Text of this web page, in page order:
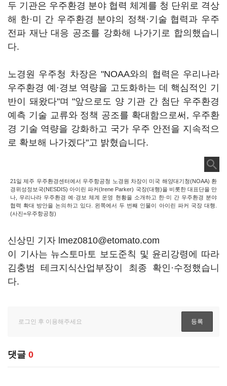
두 기관은 우주환경 분야 협력 체계를 청 단위로 격상
해 한·미 간 우주환경 분야의 정책·기술 협력과 우주
전파 재난 대응 공조를 강화해 나가기로 합의했습니
다.
노경원 우주청 차장은 "NOAA와의 협력은 우리나라
우주환경 예·경보 역량을 고도화하는 데 핵심적인 기
반이 돼왔다"며 "앞으로도 양 기관 간 첨단 우주환경
예측 기술 교류와 정책 공조를 확대함으로써, 우주환
경 기술 역량을 강화하고 국가 우주 안전을 지속적으
로 확보해 나가겠다"고 밝혔습니다.
21일 제주 우주환경센터에서 우주항공청 노경원 차장이 미국 해양대기청(NOAA) 환
경위성정보국(NESDIS) 아이린 파커(Irene Parker) 국장(대행)을 비롯한 대표단을 만
나, 우리나라 우주환경 예·경보 체계 운영 현황을 소개하고 한·미 간 우주환경 분야
협력 확대 방안을 논의하고 있다. 왼쪽에서 두 번째 인물이 아이린 파커 국장 대행.
(사진=우주항공청)
신상민 기자 lmez0810@etomato.com
이 기사는 뉴스토마토 보도준칙 및 윤리강령에 따라
김충범 테크지식산업부장이 최종 확인·수정했습니
다.
댓글 0